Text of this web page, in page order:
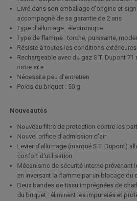
Livré dans son emballage d'origine et
accompagné de sa garantie de 2 ans
Type d'allumage : électronique
Type de flamme : torche, puissante,
Résiste à toutes les conditions extérieures
Rechargeable avec du gaz S.T. Dupont
notre site
Nécessite peu d'entretien
Poids du briquet : 50 g
Nouveautés
Nouveau filtre de protection contre les
Nouvel orifice d'admission d'air
Levier d'allumage (marqué S.T. Dupont)
confort d'utilisation
Mécanisme de sécurité interne prévenant
en inversant la flamme par un blocage du
Deux bandes de tissu imprégnées de
du briquet : éliminent les impuretés et